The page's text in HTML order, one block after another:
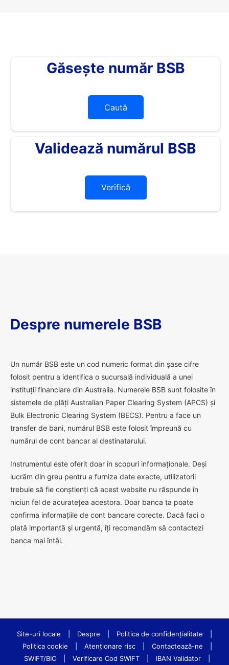
Găsește număr BSB
Caută
Validează numărul BSB
Verifică
Despre numerele BSB
Un număr BSB este un cod numeric format din șase cifre
folosit pentru a identifica o sucursală individuală a unei
instituții financiare din Australia. Numerele BSB sunt folosite în
sistemele de plăți Australian Paper Clearing System (APCS) și
Bulk Electronic Clearing System (BECS). Pentru a face un
transfer de bani, numărul BSB este folosit împreună cu
numărul de cont bancar al destinatarului.
Instrumentul este oferit doar în scopuri informaționale. Deși
lucrăm din greu pentru a furniza date exacte, utilizatorii
trebuie să fie conștienți că acest website nu răspunde în
niciun fel de acuratețea acestora. Doar banca ta poate
confirma informațiile de cont bancare corecte. Dacă faci o
plată importantă și urgentă, îți recomandăm să contactezi
banca mai întâi.
Site-uri locale Despre Politica de confidenţialitate
Politica cookie
Atenționare risc Contactează-ne
SWIFT/BIC
Verificare Cod SWIFT IBAN Validator